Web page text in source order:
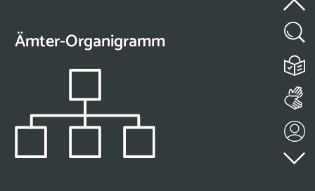
Ämter-Organigramm